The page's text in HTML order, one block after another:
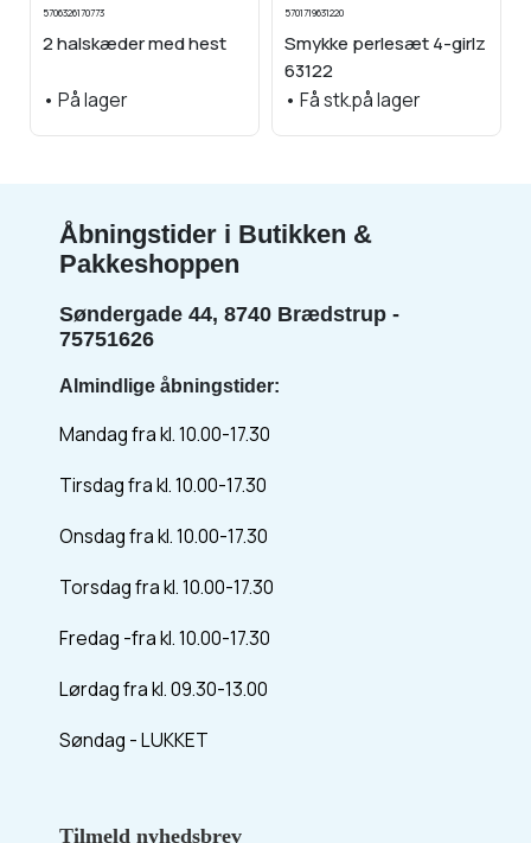
5706326170773
2 halskæder med hest
• På lager
5701719631220
Smykke perlesæt 4-girlz
63122
• Få stk.på lager
Åbningstider i Butikken &
Pakkeshoppen
Søndergade 44, 8740 Brædstrup -
75751626
Almindlige åbningstider:
Mandag fra kl. 10.00-17.30
Tirsdag fra kl. 10.00-17.30
Onsdag fra kl. 10.00-17.30
Torsdag fra kl. 10.00-17.30
Fredag -fra kl. 10.00-17.30
Lørdag fra kl. 09.30-13.00
Søndag - LUKKET
Tilmeld nyhedsbrev